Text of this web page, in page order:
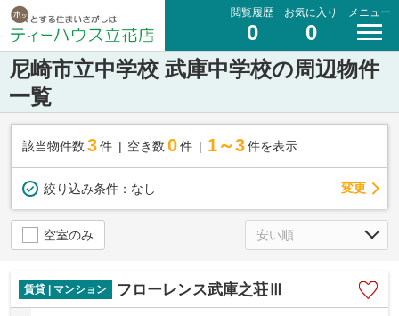
閲覧履歴
0
お気に入り
0
メニュー
尼崎市立中学校 武庫中学校の周辺物件
一覧
該当物件数 3件 空き数 0 件 1～3 件を表示
絞り込み条件： なし 変更
空室のみ
賃貸 | マンション フローレンス武庫之荘Ⅲ